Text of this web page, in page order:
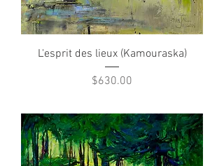
L'esprit des lieux (Kamouraska)
Price
$630.00